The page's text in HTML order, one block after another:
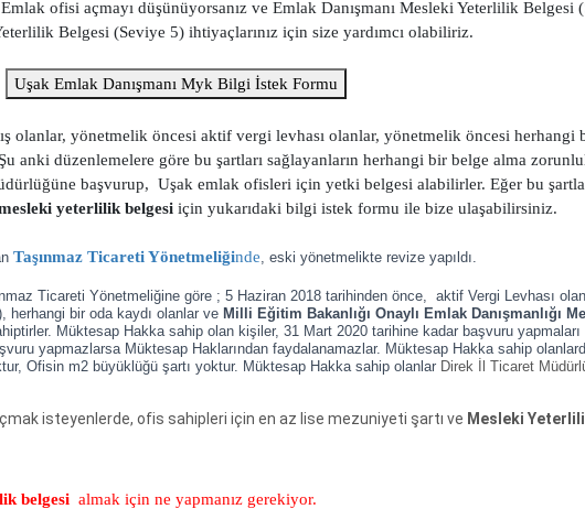
ofisi açmayı düşünüyorsanız ve Emlak Danışmanı Mesleki Yeterlilik Belgesi
Belgesi (Seviye 5) ihtiyaçlarınız için size yardımcı olabiliriz.
Uşak Emlak Danışmanı Myk Bilgi İstek Formu
olanlar, yönetmelik öncesi aktif vergi levhası olanlar, yönetmelik öncesi herhangi
anki düzenlemelere göre bu şartları sağlayanların herhangi bir belge alma
başvurup, Uşak emlak ofisleri için yetki belgesi alabilirler. Eğer bu
yeterlilik belgesi için yukarıdaki bilgi istek formu ile bize ulaşabilirsiniz.
Taşınmaz Ticareti Yönetmeliğinde, eski yönetmelikte revize yapıldı.
Ticareti Yönetmeliğine göre ; 5 Haziran 2018 tarihinden önce, aktif Vergi Levhası
herhangi bir oda kaydı olanlar ve Milli Eğitim Bakanlığı Onaylı Emlak Danışmanlığı
Müktesap Hakka sahip olan kişiler, 31 Mart 2020 tarihine kadar başvuru yapmaları
yapmazlarsa Müktesap Haklarından faydalanamazlar. Müktesap Hakka sahip
Ofisin m2 büyüklüğü şartı yoktur. Müktesap Hakka sahip olanlar Direk İl Ticaret
isteyenlerde, ofis sahipleri için en az lise mezuniyeti şartı ve Mesleki
belgesi almak için ne yapmanız gerekiyor.